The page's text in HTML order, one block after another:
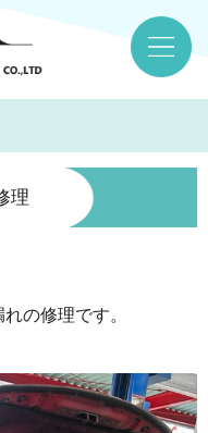
理
の修理です。